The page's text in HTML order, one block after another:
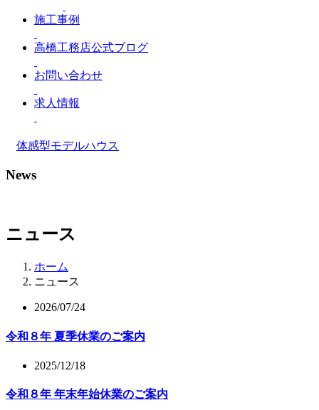
施工事例
高橋工務店公式ブログ
お問い合わせ
求人情報
体感型モデルハウス
News
ニュース
ホーム
ニュース
2026/07/24
令和８年 夏季休業のご案内
2025/12/18
令和８年 年末年始休業のご案内